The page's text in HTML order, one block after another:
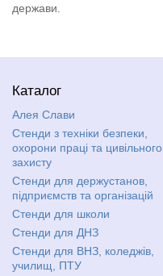
держави.
Каталог
Алея Слави
Стенди з техніки безпеки,
охорони праці та цивільного
захисту
Стенди для держустанов,
підприємств та організацій
Стенди для школи
Стенди для ДНЗ
Стенди для ВНЗ, коледжів,
училищ, ПТУ